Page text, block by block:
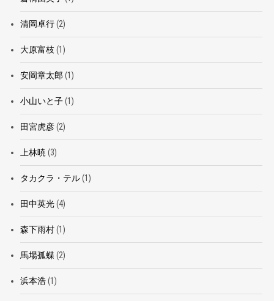
清岡卓行(2)
大原富枝 (1)
安岡章太郎 (1)
小山いと子(1)
田宮虎彦(2)
上林暁 (3)
タカクラ・テル(1)
田中英光(4)
森下雨村(1)
馬場孤蝶 (2)
浜本浩(1)